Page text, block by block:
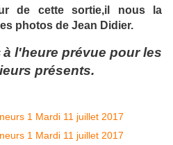
de cette sortie,il nous la
photos de Jean Didier.
à l'heure prévue pour les
présents.